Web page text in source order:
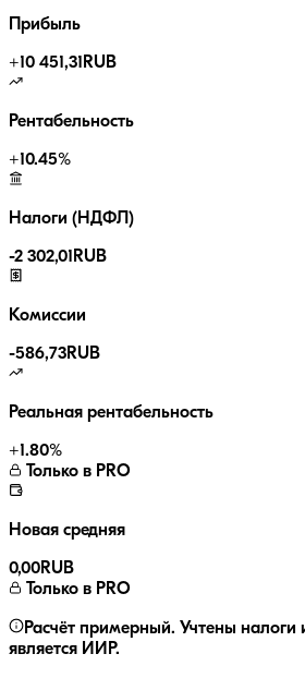
Прибыль
+10 451,31 RUB
Рентабельность
+10.45%
Налоги (НДФЛ)
-2 302,01 RUB
Комиссии
-586,73RUB
Реальная рентабельность
+1.80%
Только в PRO
Новая средняя
0,00RUB
Только в PRO
Расчёт примерный. Учтены налоги
является ИИР.